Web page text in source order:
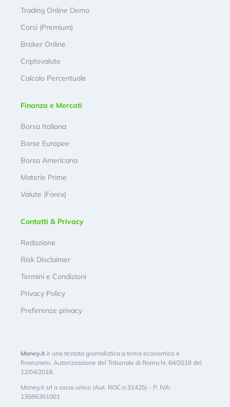
Trading Online Demo
Corsi (Premium)
Broker Online
Criptovalute
Calcolo Percentuale
Finanza e Mercati
Borsa Italiana
Borse Europee
Borsa Americana
Materie Prime
Valute (Forex)
Contatti & Privacy
Redazione
Risk Disclaimer
Termini e Condizioni
Privacy Policy
Preferenze privacy
Money.it è una testata giornalistica a tema economico e
finanziario. Autorizzazione del Tribunale di Roma N. 84/2018 del
12/04/2018.
Money.it srl a socio unico (Aut. ROC n.31425) - P. IVA:
13586361001